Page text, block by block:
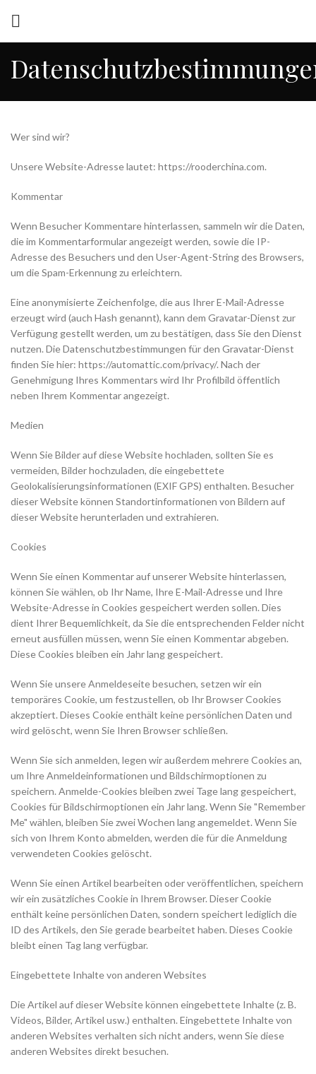
Wer sind wir?
Unsere Website-Adresse lautet: https://rooderchina.com.
Kommentar
Wenn Besucher Kommentare hinterlassen, sammeln wir die Daten,
die im Kommentarformular angezeigt werden, sowie die IP-
Adresse des Besuchers und den User-Agent-String des Browsers,
um die Spam-Erkennung zu erleichtern.
Eine anonymisierte Zeichenfolge, die aus Ihrer E-Mail-Adresse
erzeugt wird (auch Hash genannt), kann dem Gravatar-Dienst zur
Verfügung gestellt werden, um zu bestätigen, dass Sie den Dienst
nutzen. Die Datenschutzbestimmungen für den Gravatar-Dienst
finden Sie hier: https://automattic.com/privacy/. Nach der
Genehmigung Ihres Kommentars wird Ihr Profilbild öffentlich
neben Ihrem Kommentar angezeigt.
Medien
Wenn Sie Bilder auf diese Website hochladen, sollten Sie es
vermeiden, Bilder hochzuladen, die eingebettete
Geolokalisierungsinformationen (EXIF GPS) enthalten. Besucher
dieser Website können Standortinformationen von Bildern auf
dieser Website herunterladen und extrahieren.
Cookies
Wenn Sie einen Kommentar auf unserer Website hinterlassen,
können Sie wählen, ob Ihr Name, Ihre E-Mail-Adresse und Ihre
Website-Adresse in Cookies gespeichert werden sollen. Dies
dient Ihrer Bequemlichkeit, da Sie die entsprechenden Felder nicht
erneut ausfüllen müssen, wenn Sie einen Kommentar abgeben.
Diese Cookies bleiben ein Jahr lang gespeichert.
Wenn Sie unsere Anmeldeseite besuchen, setzen wir ein
temporäres Cookie, um festzustellen, ob Ihr Browser Cookies
akzeptiert. Dieses Cookie enthält keine persönlichen Daten und
wird gelöscht, wenn Sie Ihren Browser schließen.
Wenn Sie sich anmelden, legen wir außerdem mehrere Cookies an,
um Ihre Anmeldeinformationen und Bildschirmoptionen zu
speichern. Anmelde-Cookies bleiben zwei Tage lang gespeichert,
Cookies für Bildschirmoptionen ein Jahr lang. Wenn Sie "Remember
Me" wählen, bleiben Sie zwei Wochen lang angemeldet. Wenn Sie
sich von Ihrem Konto abmelden, werden die für die Anmeldung
verwendeten Cookies gelöscht.
Wenn Sie einen Artikel bearbeiten oder veröffentlichen, speichern
wir ein zusätzliches Cookie in Ihrem Browser. Dieser Cookie
enthält keine persönlichen Daten, sondern speichert lediglich die
ID des Artikels, den Sie gerade bearbeitet haben. Dieses Cookie
bleibt einen Tag lang verfügbar.
Eingebettete Inhalte von anderen Websites
Die Artikel auf dieser Website können eingebettete Inhalte (z. B.
Videos, Bilder, Artikel usw.) enthalten. Eingebettete Inhalte von
anderen Websites verhalten sich nicht anders, wenn Sie diese
anderen Websites direkt besuchen.